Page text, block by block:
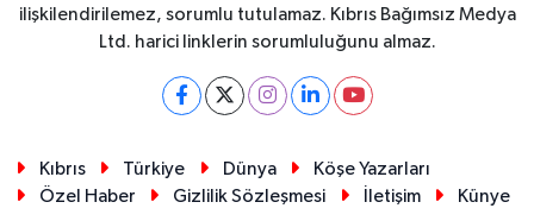
ilişkilendirilemez, sorumlu tutulamaz. Kıbrıs Bağımsız Medya
Ltd. harici linklerin sorumluluğunu almaz.
Kıbrıs Türkiye Dünya
Köşe Yazarları
Özel Haber
Gizlilik Sözleşmesi İletişim Künye